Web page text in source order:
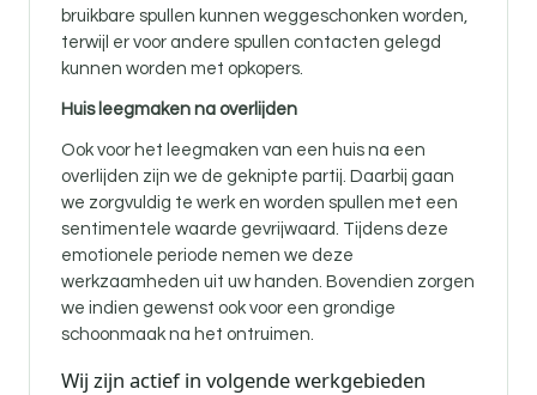
bruikbare spullen kunnen weggeschonken worden,
terwijl er voor andere spullen contacten gelegd
kunnen worden met opkopers.
Huis leegmaken na overlijden
Ook voor het leegmaken van een huis na een
overlijden zijn we de geknipte partij. Daarbij gaan
we zorgvuldig te werk en worden spullen met een
sentimentele waarde gevrijwaard. Tijdens deze
emotionele periode nemen we deze
werkzaamheden uit uw handen. Bovendien zorgen
we indien gewenst ook voor een grondige
schoonmaak na het ontruimen.
Wij zijn actief in volgende werkgebieden